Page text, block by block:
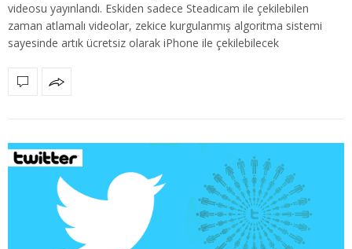
videosu yayınlandı. Eskiden sadece Steadicam ile çekilebilen
zaman atlamalı videolar, zekice kurgulanmış algoritma sistemi
sayesinde artık ücretsiz olarak iPhone ile çekilebilecek